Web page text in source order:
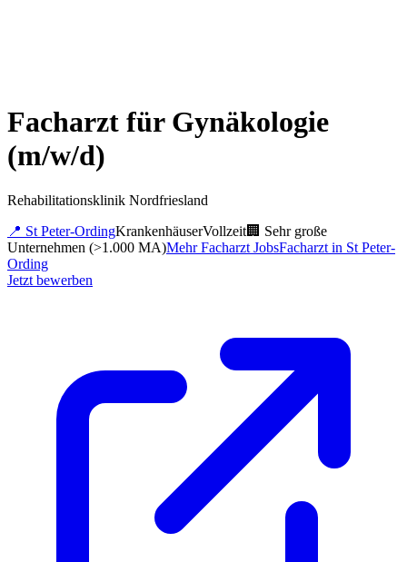
Facharzt für Gynäkologie
(m/w/d)
Rehabilitationsklinik Nordfriesland
📍 St Peter-OrdingKrankenhäuserVollzeit🏢 Sehr große
Unternehmen (>1.000 MA)MehrFacharzt JobsFacharzt in St Peter-
Ording
Jetzt bewerben